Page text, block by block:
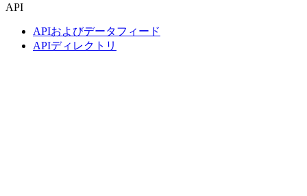
API
APIおよびデータフィード
APIディレクトリ